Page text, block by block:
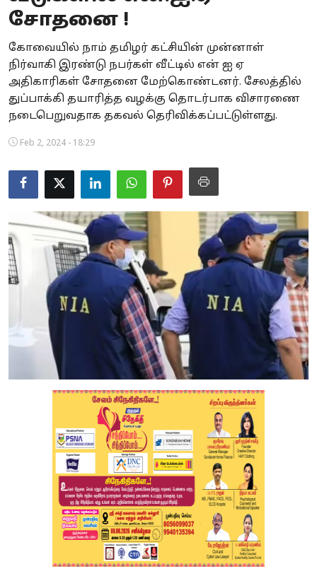
Business
Crime
Tamilnadu
National
World
Astrology
Spirituality
Weather
Politics
சோதனை !
கோவையில் நாம் தமிழர் கட்சியின் முன்னாள்
நிர்வாகி இரண்டு நபர்கள் வீட்டில் என் ஐ ஏ
அதிகாரிகள் சோதனை மேற்கொண்டனர். சேலத்தில்
துப்பாக்கி தயாரித்த வழக்கு தொடர்பாக விசாரணை
நடைபெறுவதாக தகவல் தெரிவிக்கப்பட்டுள்ளது.
Feb 2, 2024 - 18:29